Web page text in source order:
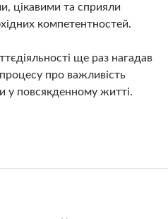
цікавими та сприяли
компетентностей.
ще раз нагадав
про важливість
у повсякденному житті.